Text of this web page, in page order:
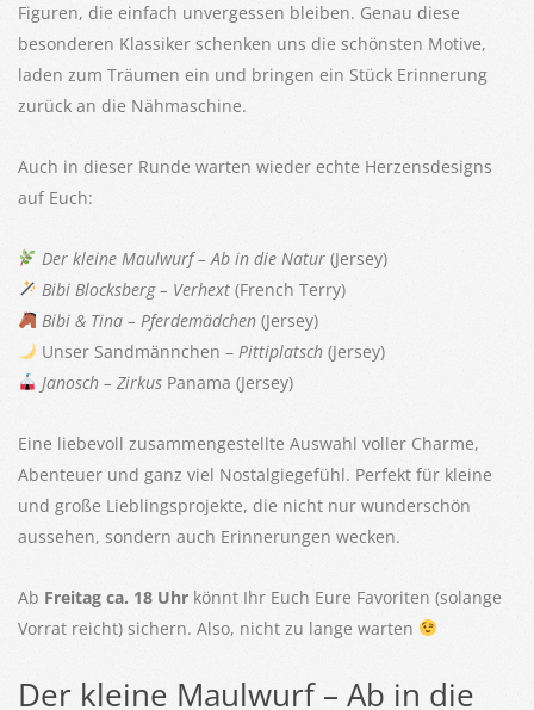
Figuren, die einfach unvergessen bleiben. Genau diese
besonderen Klassiker schenken uns die schönsten Motive,
laden zum Träumen ein und bringen ein Stück Erinnerung
zurück an die Nähmaschine.
Auch in dieser Runde warten wieder echte Herzensdesigns
auf Euch:
Der kleine Maulwurf – Ab in die Natur(Jersey)
Bibi Blocksberg – Verhext(French Terry)
Bibi & Tina – Pferdemädchen(Jersey)
Unser Sandmännchen – Pittiplatsch(Jersey)
Janosch – ZirkusPanama (Jersey)
Eine liebevoll zusammengestellte Auswahl voller Charme,
Abenteuer und ganz viel Nostalgiegefühl. Perfekt für kleine
und große Lieblingsprojekte, die nicht nur wunderschön
aussehen, sondern auch Erinnerungen wecken.
Ab Freitag ca. 18 Uhr könnt Ihr Euch Eure Favoriten (solange
Vorrat reicht) sichern. Also, nicht zu lange warten
Der kleine Maulwurf – Ab in die